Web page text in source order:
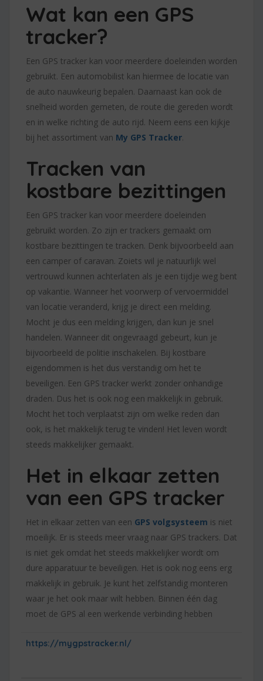
Wat kan een GPS
tracker?
Een GPS tracker kan voor meerdere doeleinden worden
gebruikt. Een automobilist kan hiermee de locatie van
de auto nauwkeurig bepalen. Daarnaast kan ook de
snelheid worden gemeten, de route die gereden wordt
en in welke richting de auto rijd. Neem eens een kijkje
bij het assortiment van My GPS Tracker.
Tracken van
kostbare bezittingen
Een GPS tracker kan voor meerdere doeleinden
gebruikt worden. Zo zijn er trackers gemaakt om
kostbare bezittingen te tracken. Denk bijvoorbeeld aan
een camper of caravan. Zoiets wil je natuurlijk wel
vertrouwd kunnen achterlaten als je een tijdje weg bent
op vakantie. Wanneer het voorwerp of vervoermiddel
van locatie veranderd, krijg je direct een melding.
Mocht je dus een melding krijgen, dan kun je snel
handelen. Wanneer dit ongevraagd gebeurt, kun je
bijvoorbeeld de politie inschakelen. Bij kostbare
eigendommen is het dus verstandig om het te
beveiligen. Een GPS tracker werkt zonder onhandige
draden. Dus het is ook nog een makkelijk in gebruik.
Mocht het toch verplaatst zijn om welke reden dan
ook, is het makkelijk terug te vinden! Het leven wordt
steeds makkelijker gemaakt.
Het in elkaar zetten
van een GPS tracker
Het in elkaar zetten van een GPS volgsysteem is niet
moeilijk. Er is steeds meer vraag naar GPS trackers. Dat
is niet gek omdat het steeds makkelijker wordt om
dure apparatuur te beveiligen. Het is ook nog eens erg
makkelijk in gebruik. Je kunt het zelfstandig monteren
waar je het ook maar wilt hebben. Binnen één dag
moet de GPS al een werkende verbinding hebben
https://mygpstracker.nl/